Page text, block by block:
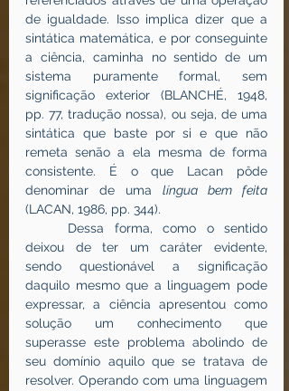
de igualdade. Isso implica dizer que a
sintática matemática, e por conseguinte
a ciência, caminha no sentido de um
sistema puramente formal, sem
significação exterior (BLANCHÉ, 1948,
pp. 77, tradução nossa), ou seja, de uma
sintática que baste por si e que não
remeta senão a ela mesma de forma
consistente. É o que Lacan pôde
denominar de uma língua bem feita
(LACAN, 1986, pp. 344).
deixou de ter um caráter evidente,
sendo questionável a significação
daquilo mesmo que a linguagem pode
expressar, a ciência apresentou como
solução um conhecimento que
superasse este problema abolindo de
seu domínio aquilo que se tratava de
resolver. Operando com uma linguagem